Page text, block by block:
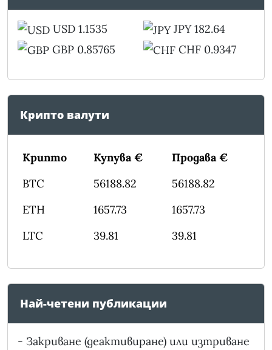
USD 1.1535
GBP 0.85765
JPY 182.64
CHF 0.9347
Крипто валути
Крипто Купува €
Продава €
BTC
56188.82
56188.82
ETH
1657.73
1657.73
LTC
39.81 39.81
Най-четени публикации
- Закриване (деактивиране) или изтриване